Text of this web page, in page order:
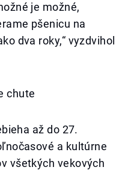
je možné,
pšenicu na
dva roky,“ vyzdvihol
chute
až do 27.
a kultúrne
všetkých vekových